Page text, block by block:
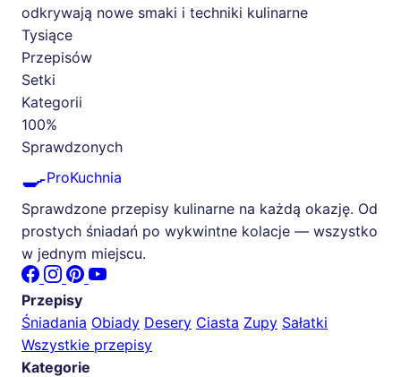
odkrywają nowe smaki i techniki kulinarne
Tysiące
Przepisów
Setki
Kategorii
100%
Sprawdzonych
🍳ProKuchnia
Sprawdzone przepisy kulinarne na każdą okazję. Od
prostych śniadań po wykwintne kolacje — wszystko
w jednym miejscu.
Przepisy
Śniadania Obiady Desery Ciasta Zupy Sałatki
Wszystkie przepisy
Kategorie